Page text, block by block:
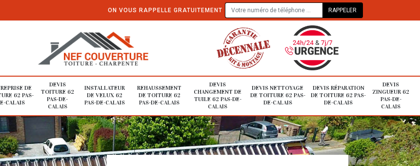
ON VOUS RAPPELLE GRATUITEMENT
DE
62 PAS-
CALAIS
DEVIS
TOITURE 62
PAS-DE-
CALAIS
INSTALLATEUR
DE VELUX 62
PAS-DE-CALAIS
REHAUSSEMENT
DE TOITURE 62
PAS-DE-CALAIS
DEVIS
CHANGEMENT DE
TUILE 62 PAS-DE-
CALAIS
DEVIS NETTOYAGE
DE TOITURE 62 PAS-
DE-CALAIS
DEVIS RÉPARATION
DE TOITURE 62 PAS-
DE-CALAIS
DEVIS
ZINGUEUR 62
PAS-DE-
CALAIS